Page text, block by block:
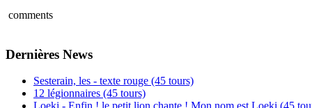
comments
Dernières News
Sesterain, les - texte rouge (45 tours)
12 légionnaires (45 tours)